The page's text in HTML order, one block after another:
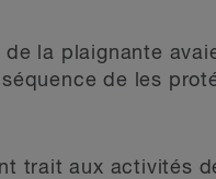
la plaignante
de les
trait aux activités